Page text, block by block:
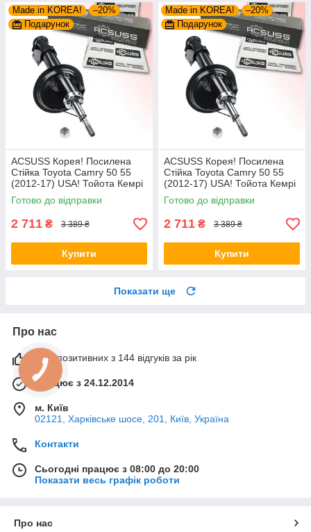
Made in KOREA!
–20%
Подарунок
ACSUSS Корея! Посилена
Стійка Toyota Camry 50 55
(2012-17) USA! Тойота Кемрі
50. Задня. Права. 339290 ,
4853009551
Готово до відправки
2 711 ₴ 3 389 ₴
Купити
Made in KOREA!
–20%
Подарунок
ACSUSS Корея! Посилена
Стійка Toyota Camry 50 55
(2012-17) USA! Тойота Кемрі
50. Задня. Ліва. 339291 ,
4854009551
Готово до відправки
2 711 ₴ 3 389 ₴
Купити
Показати ще
Про нас
99% позитивних з 144 відгуків за рік
Працює з 24.12.2014
м. Київ
02121, Харківське шосе, 201, Київ, Україна
Контакти
Сьогодні працює з 08:00 до 20:00
Показати весь графік роботи
Про нас